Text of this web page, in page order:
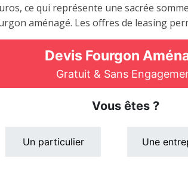
ce qui représente une sacrée
aménagé. Les offres de leasing